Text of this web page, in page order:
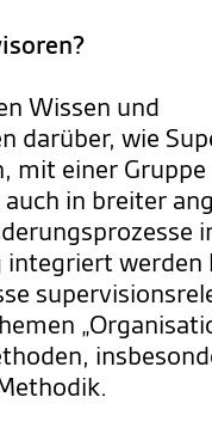
Wissen und
darüber, wie
mit einer
in breiter
werden